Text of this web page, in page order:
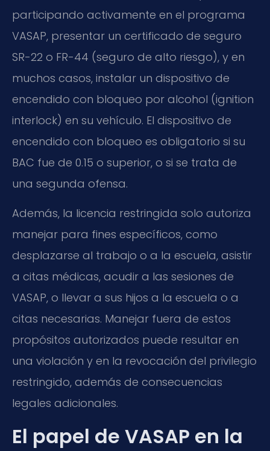
participando activamente en el programa
VASAP, presentar un certificado de seguro
SR-22 o FR-44 (seguro de alto riesgo), y en
muchos casos, instalar un dispositivo de
encendido con bloqueo por alcohol (ignition
interlock) en su vehículo. El dispositivo de
encendido con bloqueo es obligatorio si su
BAC fue de 0.15 o superior, o si se trata de
una segunda ofensa.
Además, la licencia restringida solo autoriza
manejar para fines específicos, como
desplazarse al trabajo o a la escuela, asistir
a citas médicas, acudir a las sesiones de
VASAP, o llevar a sus hijos a la escuela o a
citas necesarias. Manejar fuera de estos
propósitos autorizados puede resultar en
una violación y en la revocación del privilegio
restringido, además de consecuencias
legales adicionales.
El papel de VASAP en la